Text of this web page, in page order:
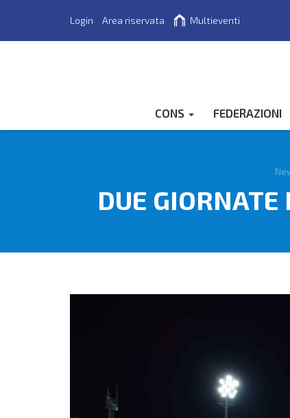
Login Area riservata Multieventi
CONS FEDERAZIONI
DUE GIORNATE